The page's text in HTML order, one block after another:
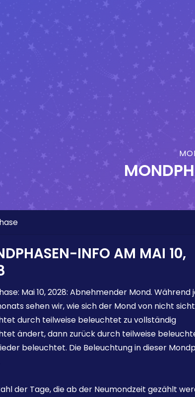
INFO AM MAI 10,
Mai 10, 2028: Abnehmender Mond. Während
sehen wir, wie sich der Mond von nicht
durch teilweise beleuchtet zu vollständig
ändert, dann zurück durch teilweise
beleuchtet. Die Beleuchtung in dieser
der Tage, die ab der Neumondzeit gezählt